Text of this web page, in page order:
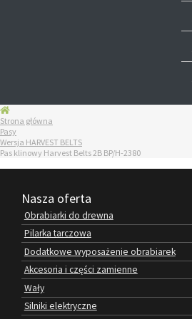
Strona główna
Pasy
Wersja HARVEST BELTS
Pas klinowy Harvest Belts 2B BP/H-2380
Nasza oferta
Obrabiarki do drewna
Pilarka tarczowa
Dodatkowe wyposażenie obrabiarek
Akcesoria i części zamienne
Wały
Silniki elektryczne